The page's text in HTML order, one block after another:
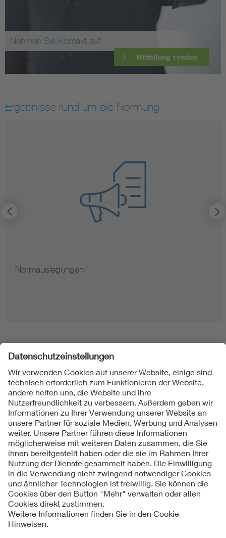
Nehmen Sie Kontakt auf
Mitteilung senden
Ergebnisse rund um die Normung
Normauslegungen
Folgen Sie uns
Kontakt
Impressum
Datenschutzinformationen
Cookie Hinweise